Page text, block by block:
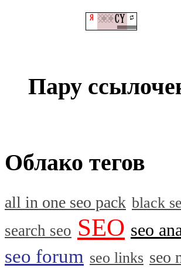
Пару
Облако тегов
all in one seo pack black
search seo SEO seo
seo forum seo links seo